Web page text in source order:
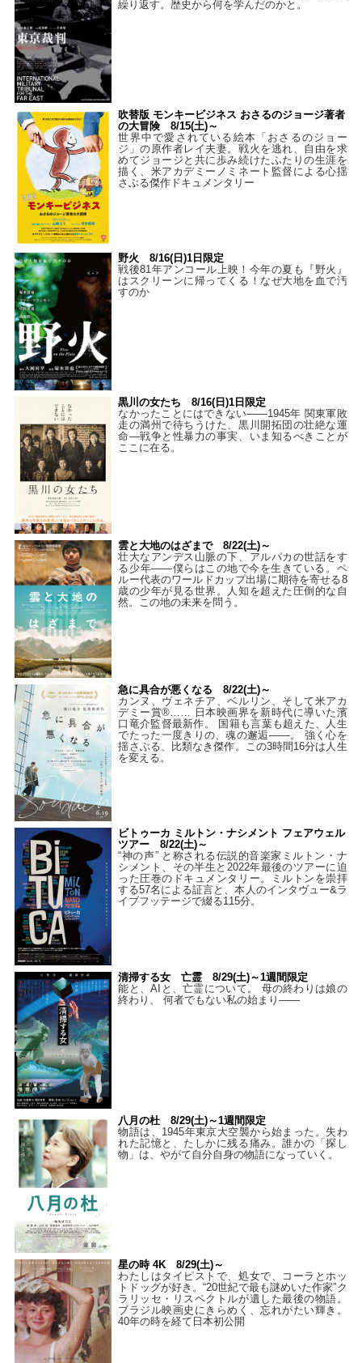
繰り返す。歴史から何を学んだのかと。
吹替版 モンキービジネス おさるのジョージ著者
の大冒険 8/15(土)～
世界中で愛されている絵本「おさるのジョー
ジ」の原作者レイ夫妻。戦火を逃れ、自由を求
めてジョージと共に歩み続けたふたりの生涯を
描く、米アカデミーノミネート監督による心揺
さぶる傑作ドキュメンタリー
野火 8/16(日)1日限定
戦後81年アンコール上映！今年の夏も『野火』
はスクリーンに帰ってくる！なぜ大地を血で汚
すのか
黒川の女たち 8/16(日)1日限定
なかったことにはできない——1945年 関東軍敗
走の満州で待ちうけた、黒川開拓団の壮絶な運
命―戦争と性暴力の事実、いま知るべきことが
ここに在る。
雲と大地のはざまで 8/22(土)～
壮大なアンデス山脈の下、アルパカの世話をす
る少年――僕らはこの地で今を生きている。ペ
ルー代表のワールドカップ出場に期待を寄せる8
歳の少年が見る世界。人知を超えた圧倒的な自
然。この地の未来を問う。
急に具合が悪くなる 8/22(土)～
カンヌ、ヴェネチア、ベルリン、そして米アカ
デミー賞®…… 日本映画界を新時代に導いた濱
口竜介監督最新作。 国籍も言葉も超えた、人生
でたった一度きりの、魂の邂逅――。 強く心を
揺さぶる、比類なき傑作。この3時間16分は人生
を変える。
ビトゥーカ ミルトン・ナシメント フェアウェル
ツアー 8/22(土)～
“神の声” と称される伝説的音楽家ミルトン・ナ
シメント、その半生と2022年最後のツアーに迫
った圧巻のドキュメンタリー。ミルトンを崇拝
する57名による証言と、本人のインタヴュー&ラ
イブフッテージで綴る115分。
清掃する女 亡霊 8/29(土)～1週間限定
能と、AIと、亡霊について。 母の終わりは娘の
終わり、 何者でもない私の始まり――
八月の杜 8/29(土)～1週間限定
物語は、1945年東京大空襲から始まった。失わ
れた記憶と、たしかに残る痛み。誰かの「探し
物」は、やがて自分自身の物語になっていく。
星の時 4K 8/29(土)～
わたしはタイピストで、処⼥で、コーラとホッ
トドッグが好き。“20世紀で最も謎めいた作家”ク
ラリッセ・リスペクトルが遺した最後の物語。
ブラジル映画史にきらめく、忘れがたい輝き。
40年の時を経て⽇本初公開